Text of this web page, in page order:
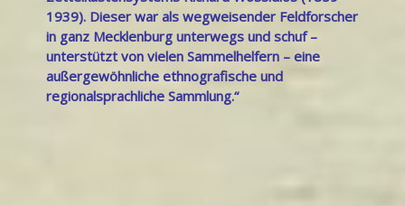
1939). Dieser war als wegweisender Feldforscher
in ganz Mecklenburg unterwegs und schuf –
unterstützt von vielen Sammelhelfern – eine
außergewöhnliche ethnografische und
regionalsprachliche Sammlung.“